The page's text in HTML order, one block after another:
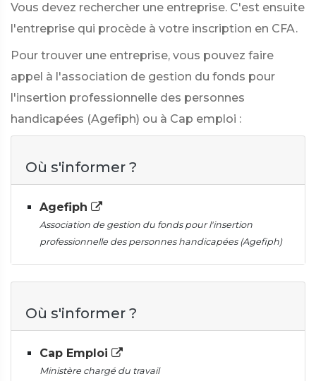
Vous devez rechercher une entreprise. C'est ensuite
l'entreprise qui procède à votre inscription en CFA.
Pour trouver une entreprise, vous pouvez faire
appel à l'association de gestion du fonds pour
l'insertion professionnelle des personnes
handicapées (Agefiph) ou à Cap emploi :
Où s'informer ?
Agefiph
Association de gestion du fonds pour l'insertion
professionnelle des personnes handicapées (Agefiph)
Où s'informer ?
Cap Emploi
Ministère chargé du travail